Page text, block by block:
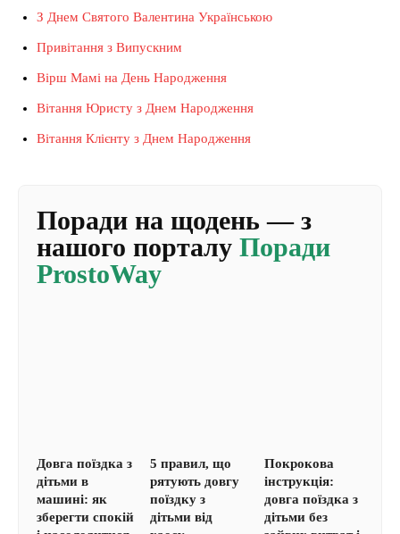
З Днем Святого Валентина Українською
Привітання з Випускним
Вірш Мамі на День Народження
Вітання Юристу з Днем Народження
Вітання Клієнту з Днем Народження
Поради на щодень — з
нашого порталу Поради
ProstoWay
Довга поїздка з
дітьми в
машині: як
зберегти спокій
5 правил, що
рятують довгу
поїздку з
дітьми від
Покрокова
інструкція:
довга поїздка з
дітьми без